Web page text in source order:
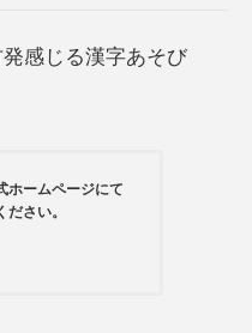
感じる漢字あそび
ホームページにて
さい。